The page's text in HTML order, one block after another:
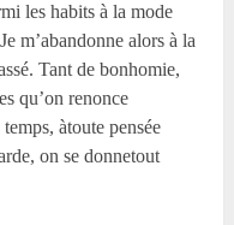
les habits à la mode
m’abandonne alors à la
Tant de bonhomie,
qu’on renonce
àtoute pensée
on se donnetout